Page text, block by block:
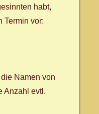
habt,
Termin vor:
Namen von
Anzahl evtl.